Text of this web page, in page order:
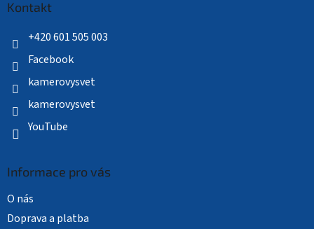
Kontakt
+420 601 505 003
Facebook
kamerovysvet
kamerovysvet
YouTube
Informace pro vás
O nás
Doprava a platba